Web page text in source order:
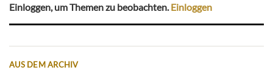
Einloggen, um Themen zu beobachten.Einloggen
AUS DEM ARCHIV